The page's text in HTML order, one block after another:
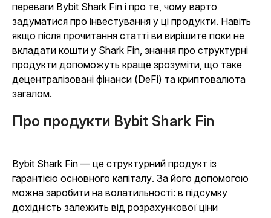
переваги Bybit Shark Fin і про те, чому варто
задуматися про інвестування у ці продукти. Навіть
якщо після прочитання статті ви вирішите поки не
вкладати кошти у Shark Fin, знання про структурні
продукти допоможуть краще зрозуміти, що таке
децентралізовані фінанси (DeFi) та криптовалюта
загалом.
Про продукти Bybit Shark Fin
Bybit Shark Fin — це структурний продукт із
гарантією основного капіталу. За його допомогою
можна заробити на волатильності: в підсумку
дохідність залежить від розрахункової ціни